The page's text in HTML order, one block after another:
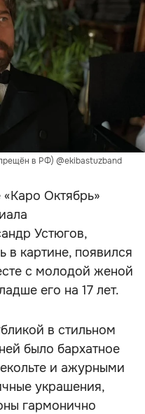
в РФ) @ekibastuzband
Октябрь»
Устюгов,
картине, появился
с молодой женой
его на 17 лет.
в стильном
было бархатное
и ажурными
украшения,
гармонично